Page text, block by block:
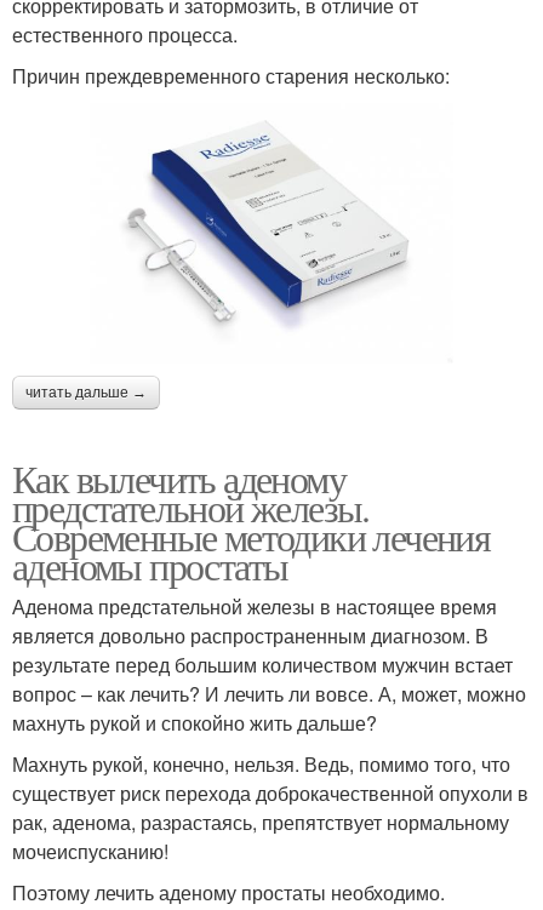
естественного процесса.
Причин преждевременного старения несколько:
читать дальше →
Как вылечить аденому
предстательной железы.
Современные методики лечения
аденомы простаты
Аденома предстательной железы в настоящее время
является довольно распространенным диагнозом. В
результате перед большим количеством мужчин встает
вопрос – как лечить? И лечить ли вовсе. А, может, можно
махнуть рукой и спокойно жить дальше?
Махнуть рукой, конечно, нельзя. Ведь, помимо того, что
существует риск перехода доброкачественной опухоли в
рак, аденома, разрастаясь, препятствует нормальному
мочеиспусканию!
Поэтому лечить аденому простаты необходимо.